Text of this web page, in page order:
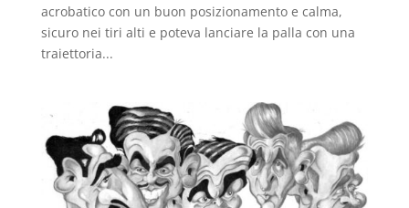
acrobatico con un buon posizionamento e calma,
sicuro nei tiri alti e poteva lanciare la palla con una
traiettoria...